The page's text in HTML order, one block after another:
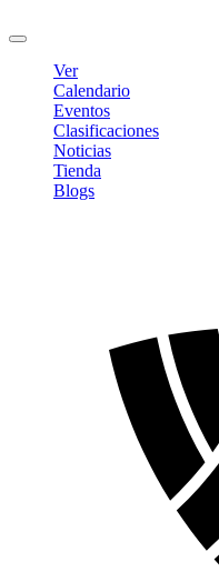
Ver
Calendario
Eventos
Clasificaciones
Noticias
Tienda
Blogs